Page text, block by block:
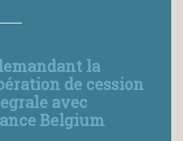
la
de cession
avec
Belgium